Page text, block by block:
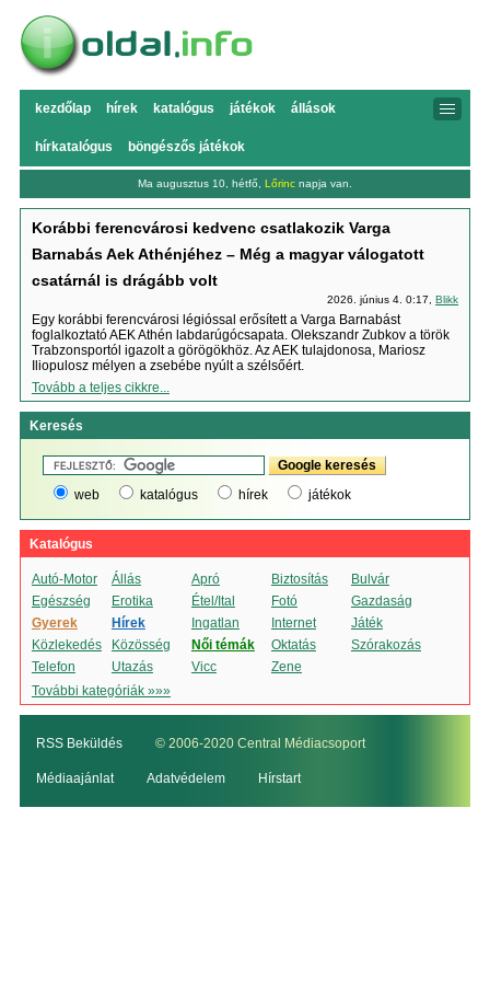
kezdőlap hírek katalógus játékok állások
hírkatalógus böngészős játékok
Ma augusztus 10, hétfő, Lőrinc napja van.
Korábbi ferencvárosi kedvenc csatlakozik Varga
Barnabás Aek Athénjéhez – Még a magyar válogatott
csatárnál is drágább volt
2026. június 4. 0:17,Blikk
Egy korábbi ferencvárosi légióssal erősített a Varga Barnabást
foglalkoztató AEK Athén labdarúgócsapata. Olekszandr Zubkov a török
Trabzonsportól igazolt a görögökhöz. Az AEK tulajdonosa, Mariosz
Iliopulosz mélyen a zsebébe nyúlt a szélsőért.
Tovább a teljes cikkre...
Keresés
web katalógus hírek játékok
Katalógus
Autó-Motor Állás Apró Biztosítás
Bulvár
Egészség
Erotika Étel/Ital Fotó
Gazdaság
Gyerek
Hírek Ingatlan Internet
Játék
Közlekedés
Közösség Női témák Oktatás
Szórakozás
Telefon
Utazás Vicc
Zene
További kategóriák »»»
RSS Beküldés © 2006-2020 Central Médiacsoport
Médiaajánlat Adatvédelem Hírstart